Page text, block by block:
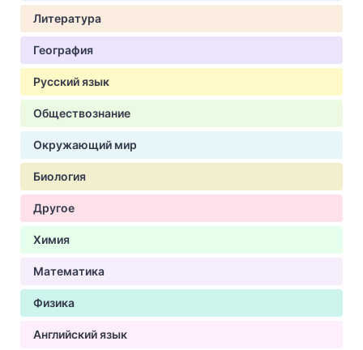
Литература
География
Русский язык
Обществознание
Окружающий мир
Биология
Другое
Химия
Математика
Физика
Английский язык